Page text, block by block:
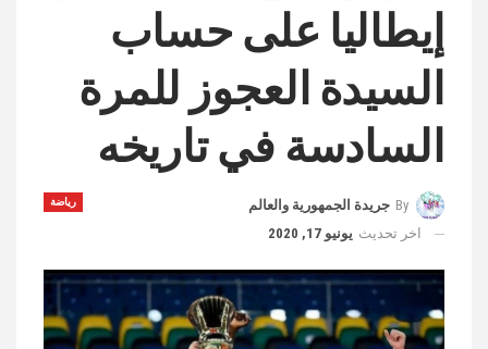
إيطاليا على حساب
السيدة العجوز للمرة
السادسة في تاريخه
رياضة By جريدة الجمهورية والعالم
اخر تحديث يونيو 17, 2020